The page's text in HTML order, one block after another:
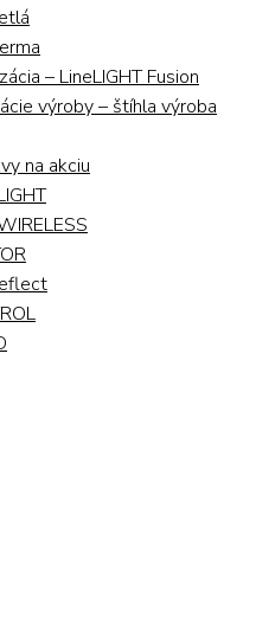
– LineLIGHT Fusion
výroby – štíhla výroba
na akciu